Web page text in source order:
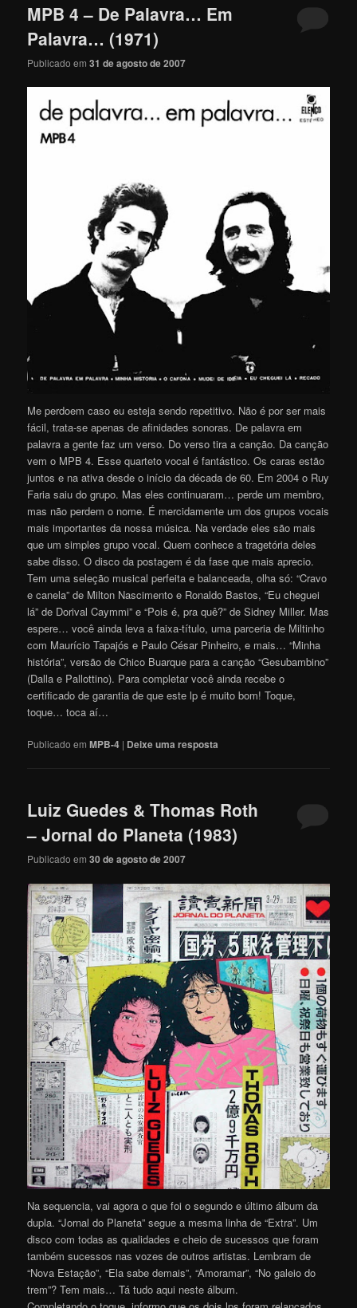
MPB 4 – De Palavra… Em
Palavra… (1971)
Publicado em31 de agosto de 2007
Me perdoem caso eu esteja sendo repetitivo. Não é por ser mais
fácil, trata-se apenas de afinidades sonoras. De palavra em
palavra a gente faz um verso. Do verso tira a canção. Da canção
vem o MPB 4. Esse quarteto vocal é fantástico. Os caras estão
juntos e na ativa desde o início da década de 60. Em 2004 o Ruy
Faria saiu do grupo. Mas eles continuaram… perde um membro,
mas não perdem o nome. É mercidamente um dos grupos vocais
mais importantes da nossa música. Na verdade eles são mais
que um simples grupo vocal. Quem conhece a tragetória deles
sabe disso. O disco da postagem é da fase que mais aprecio.
Tem uma seleção musical perfeita e balanceada, olha só: “Cravo
e canela” de Milton Nascimento e Ronaldo Bastos, “Eu cheguei
lá” de Dorival Caymmi” e “Pois é, pra quê?” de Sidney Miller. Mas
espere… você ainda leva a faixa-título, uma parceria de Miltinho
com Maurício Tapajós e Paulo César Pinheiro, e mais… “Minha
história”, versão de Chico Buarque para a canção “Gesubambino”
(Dalla e Pallottino). Para completar você ainda recebe o
certificado de garantia de que este lp é muito bom! Toque,
toque… toca aí…
Publicado em MPB-4 | Deixe uma resposta
Luiz Guedes & Thomas Roth
– Jornal do Planeta (1983)
Publicado em30 de agosto de 2007
Na sequencia, vai agora o que foi o segundo e último álbum da
dupla. “Jornal do Planeta” segue a mesma linha de “Extra”. Um
disco com todas as qualidades e cheio de sucessos que foram
também sucessos nas vozes de outros artistas. Lembram de
“Nova Estação”, “Ela sabe demais”, “Amoramar”, “No galeio do
trem”? Tem mais… Tá tudo aqui neste álbum.